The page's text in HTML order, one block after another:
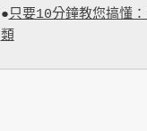
●只要10分鐘教您搞懂
類